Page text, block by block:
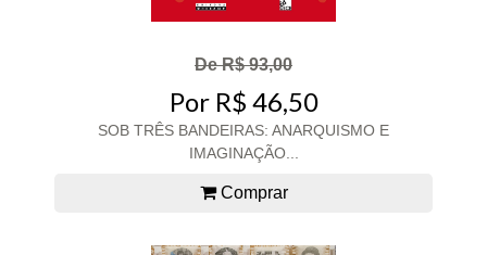
De R$ 93,00
Por R$ 46,50
SOB TRÊS BANDEIRAS: ANARQUISMO E
IMAGINAÇÃO...
Comprar